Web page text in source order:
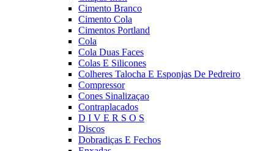
Cimento Branco
Cimento Cola
Cimentos Portland
Cola
Cola Duas Faces
Colas E Silicones
Colheres Talocha E Esponjas De Pedreiro
Compressor
Cones Sinalizaçao
Contraplacados
D I V E R S O S
Discos
Dobradiças E Fechos